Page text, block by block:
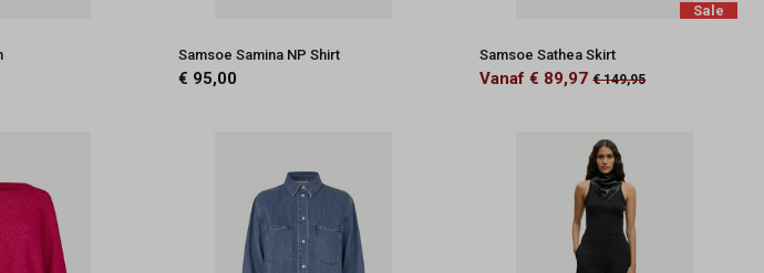
Samsoe Samina NP Shirt
€ 95,00
Sale
Samsoe Sathea Skirt
Vanaf € 89,97 € 149,95